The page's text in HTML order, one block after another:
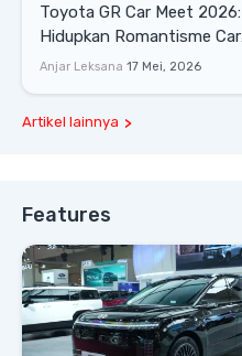
Toyota GR Car Meet 2026:
Hidupkan Romantisme Car
Culture Era 90-an
Anjar Leksana 17 Mei, 2026
Artikel lainnya
Features